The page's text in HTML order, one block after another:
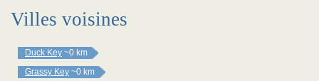
Villes voisines
Duck Key ~0 km
Grassy Key ~0 km